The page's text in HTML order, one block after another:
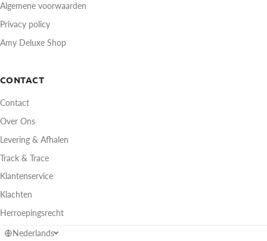
Algemene voorwaarden
Privacy policy
Amy Deluxe Shop
CONTACT
Contact
Over Ons
Levering & Afhalen
Track & Trace
Klantenservice
Klachten
Herroepingsrecht
Nederlands